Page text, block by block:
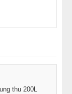
thu 200L